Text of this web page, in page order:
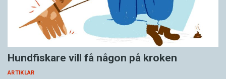
Hundfiskare vill få någon på kroken
ARTIKLAR